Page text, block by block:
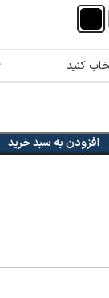
افزودن به سبد خرید